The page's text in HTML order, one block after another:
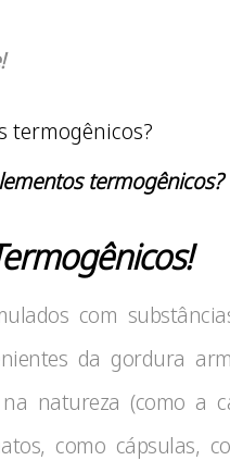
termogênicos?
com
da gordura
na natureza (como a
como cápsulas,